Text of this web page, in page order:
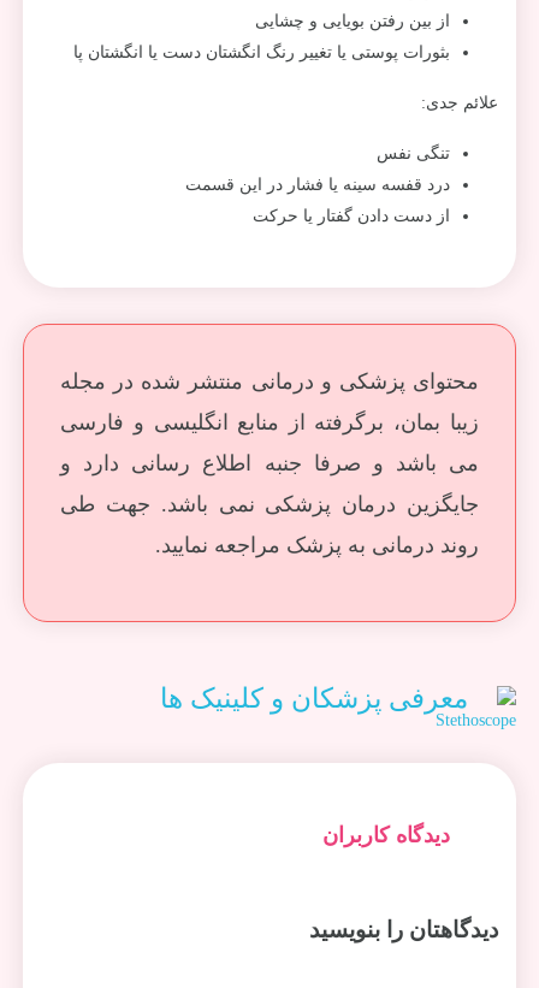
از بین رفتن بویایی و چشایی
بثورات پوستی یا تغییر رنگ انگشتان دست یا انگشتان پا
علائم جدی:
تنگی نفس
درد قفسه سینه یا فشار در این قسمت
از دست دادن گفتار یا حرکت
محتوای پزشکی و درمانی منتشر شده در مجله
زیبا بمان، برگرفته از منابع انگلیسی و فارسی
می باشد و صرفا جنبه اطلاع رسانی دارد و
جایگزین درمان پزشکی نمی باشد. جهت طی
روند درمانی به پزشک مراجعه نمایید.
معرفی پزشکان و کلینیک ها
دیدگاه کاربران
دیدگاهتان را بنویسید